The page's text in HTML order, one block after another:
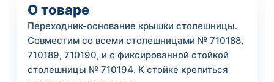
О товаре
Переходник-основание крышки столешницы.
Совместим со всеми столешницами № 710188,
710189, 710190, и с фиксированной стойкой
столешницы № 710194. К стойке крепиться